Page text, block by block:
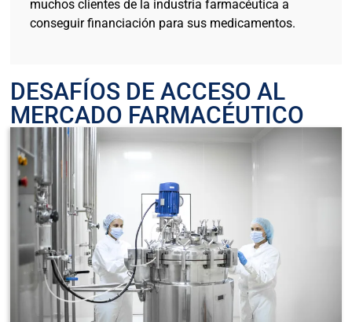
muchos clientes de la industria farmacéutica a
conseguir financiación para sus medicamentos.
DESAFÍOS DE ACCESO AL
MERCADO FARMACÉUTICO